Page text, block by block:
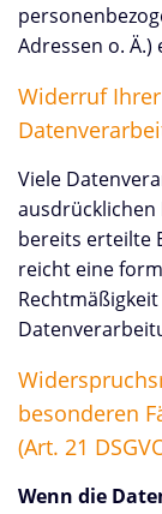
Adressen o. Ä.)
Widerruf
Viele
ausdrücklichen
bereits erteilte
reicht eine
besonderen
(Art. 21
Wenn die